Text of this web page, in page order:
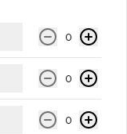
0
0
0